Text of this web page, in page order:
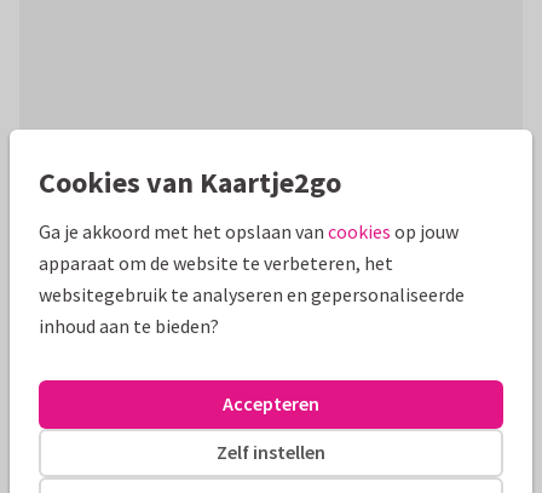
Productinformatie
Vrolijke fotokaart met 2 foto's en een illustratie van een
kerst locomotief vol dierenvriendjes, kerstbomen, kerst
cadeautjes en confetti!
Formaten en tarieven
Cookies van Kaartje2go
Ga je akkoord met het opslaan van cookies op jouw
apparaat om de website te verbeteren, het
websitegebruik te analyseren en gepersonaliseerde
inhoud aan te bieden?
Zelf instellen
Accepteren